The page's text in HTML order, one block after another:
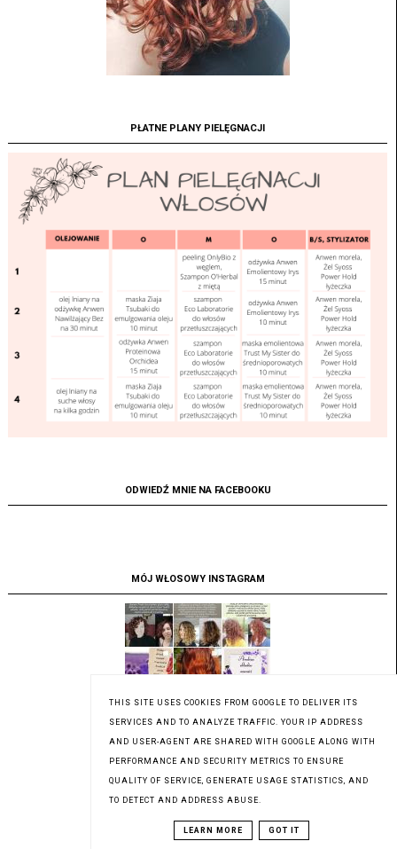
PŁATNE PLANY PIELĘGNACJI
ODWIEDŹ MNIE NA FACEBOOKU
MÓJ WŁOSOWY INSTAGRAM
HISTORIA MOICH FAL W ZDJĘCIACH
THIS SITE USES COOKIES FROM GOOGLE TO DELIVER ITS
SERVICES AND TO ANALYZE TRAFFIC. YOUR IP ADDRESS
AND USER-AGENT ARE SHARED WITH GOOGLE ALONG WITH
PERFORMANCE AND SECURITY METRICS TO ENSURE
QUALITY OF SERVICE, GENERATE USAGE STATISTICS, AND
TO DETECT AND ADDRESS ABUSE.
LEARN MORE GOT IT